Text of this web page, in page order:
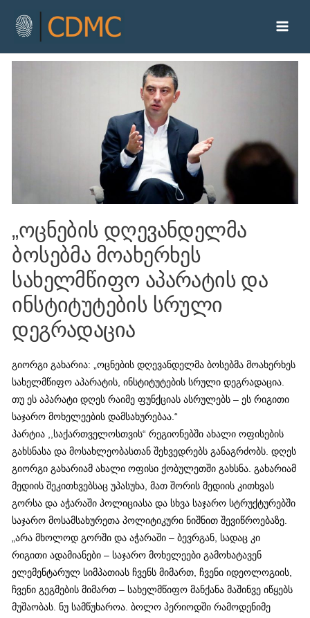
„ოცნების დღევანდელმა
ბოსებმა მოახერხეს
სახელმწიფო აპარატის და
ინსტიტუტების სრული
დეგრადაცია
გიორგი გახარია: „ოცნების დღევანდელმა ბოსებმა მოახერხეს
სახელმწიფო აპარატის, ინსტიტუტების სრული დეგრადაცია.
თუ ეს აპარატი დღეს რაიმე ფუნქციას ასრულებს – ეს რიგითი
საჯარო მოხელეების დამსახურებაა.“
პარტია ,,საქართველოსთვის“ რეგიონებში ახალი ოფისების
გახსნასა და მოსახლეობასთან შეხვედრებს განაგრძობს. დღეს
გიორგი გახარიამ ახალი ოფისი ქობულეთში გახსნა. გახარიამ
მედიის შეკითხვებსაც უპასუხა, მათ შორის მედიის კითხვას
გორსა და აჭარაში პოლიციასა და სხვა საჯარო სტრუქტურებში
საჯარო მოსამსახურეთა პოლიტიკური ნიშნით შევიწროებაზე.
„არა მხოლოდ გორში და აჭარაში – ბევრგან, სადაც კი
რიგითი ადამიანები – საჯარო მოხელეები გამოხატავენ
ელემენტარულ სიმპათიას ჩვენს მიმართ, ჩვენი იდეოლოგიის,
ჩვენი გეგმების მიმართ – სახელმწიფო მანქანა მაშინვე იწყებს
მუშაობას. ნუ სამწუხაროა. ბოლო პერიოდში რამოდენიმე